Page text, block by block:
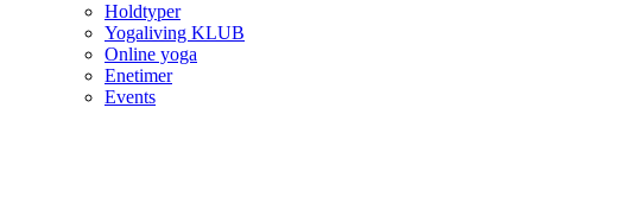
Holdtyper
Yogaliving KLUB
Online yoga
Enetimer
Events